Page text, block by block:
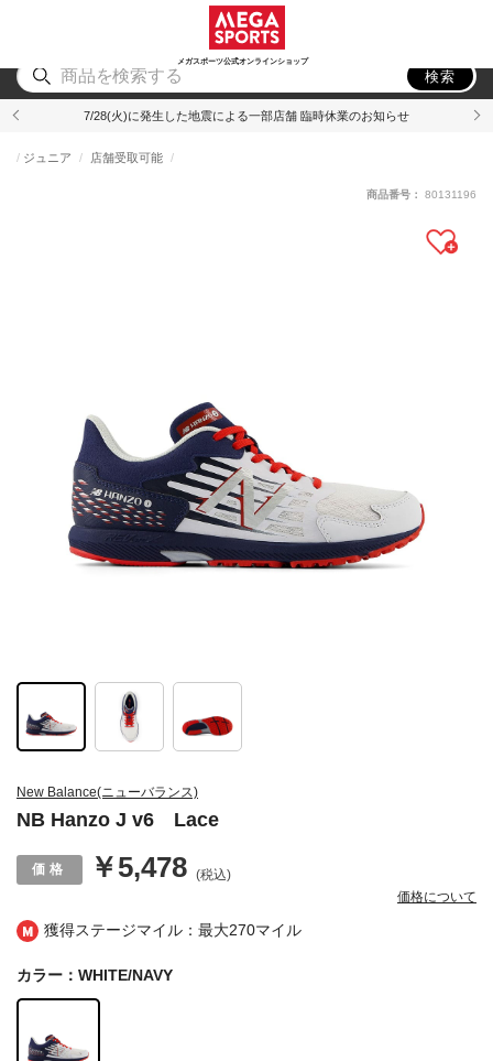
メガスポーツ公式オンラインショップ
アウトドア
検索
7/28(火)に発生した地震による一部店舗 臨時休業のお知らせ
獲得ステージマイル：最大270マイル
New Balance(ニューバランス)
NB Hanzo J v6 Lace
ジュニア 店舗受取可能
￥5,478 (税込)
価格について
商品番号： 80131196
カラー：WHITE/NAVY